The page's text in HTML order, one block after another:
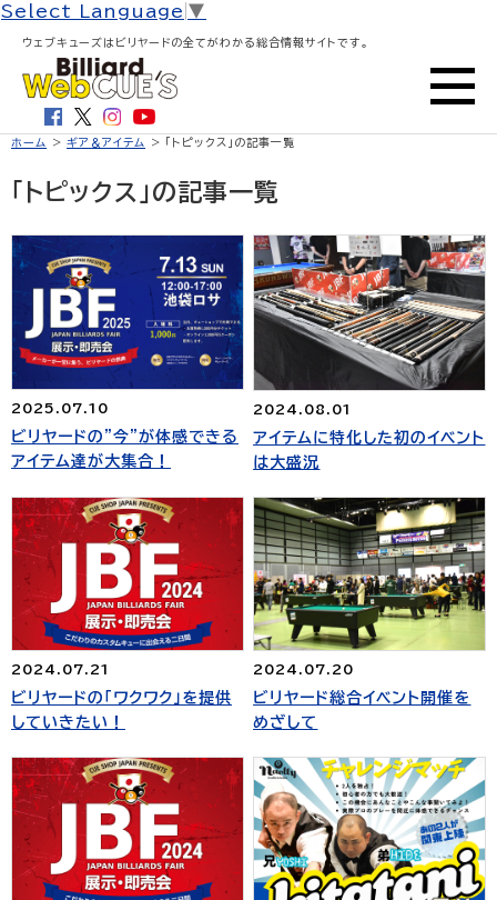
Select Language ▼
ウェブキューズはビリヤードの全てがわかる総合情報サイトです。
ホーム > ギア＆アイテム > 「トピックス」の記事一覧
「トピックス」の記事一覧
2025.07.10
ビリヤードの”今”が体感できる
アイテム達が大集合！
2024.08.01
アイテムに特化した初のイベント
は大盛況
2024.07.21
ビリヤードの「ワクワク」を提供
していきたい！
2024.07.20
ビリヤード総合イベント開催を
めざして